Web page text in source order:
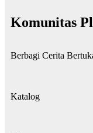
Komunitas
Berbagi Cerita
Katalog